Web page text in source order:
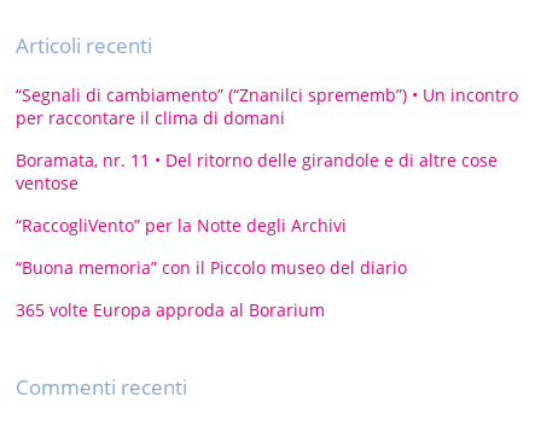
Articoli recenti
“Segnali di cambiamento” (“Znanilci sprememb”) • Un incontro
per raccontare il clima di domani
Boramata, nr. 11 • Del ritorno delle girandole e di altre cose
ventose
“RaccogliVento” per la Notte degli Archivi
“Buona memoria” con il Piccolo museo del diario
365 volte Europa approda al Borarium
Commenti recenti